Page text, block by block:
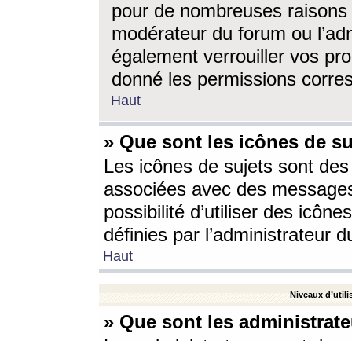
pour de nombreuses
modérateur du forum ou
également verrouiller vos
donné les permissions
Haut
» Que sont les icônes de
Les icônes de sujets sont
associées avec des
possibilité d’utiliser des
définies par l’administrateur
Haut
Niveaux
» Que sont les